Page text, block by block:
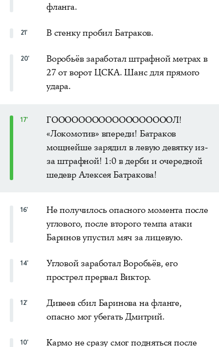
фланга.
21' В стенку пробил Батраков.
20'
Воробьёв заработал штрафной метрах в
27 от ворот ЦСКА. Шанс для прямого
удара.
17'
ГООООООООООООООООООЛ!
«Локомотив» впереди! Батраков
мощнейше зарядил в левую девятку из-
за штрафной! 1:0 в дерби и очередной
шедевр Алексея Батракова!
16'
Не получилось опасного момента после
углового, после второго темпа атаки
Баринов упустил мяч за лицевую.
14'
Угловой заработал Воробьёв, его
прострел прервал Виктор.
12'
Дивеев сбил Баринова на фланге,
опасно мог убегать Дмитрий.
10' Кармо не сразу смог подняться после